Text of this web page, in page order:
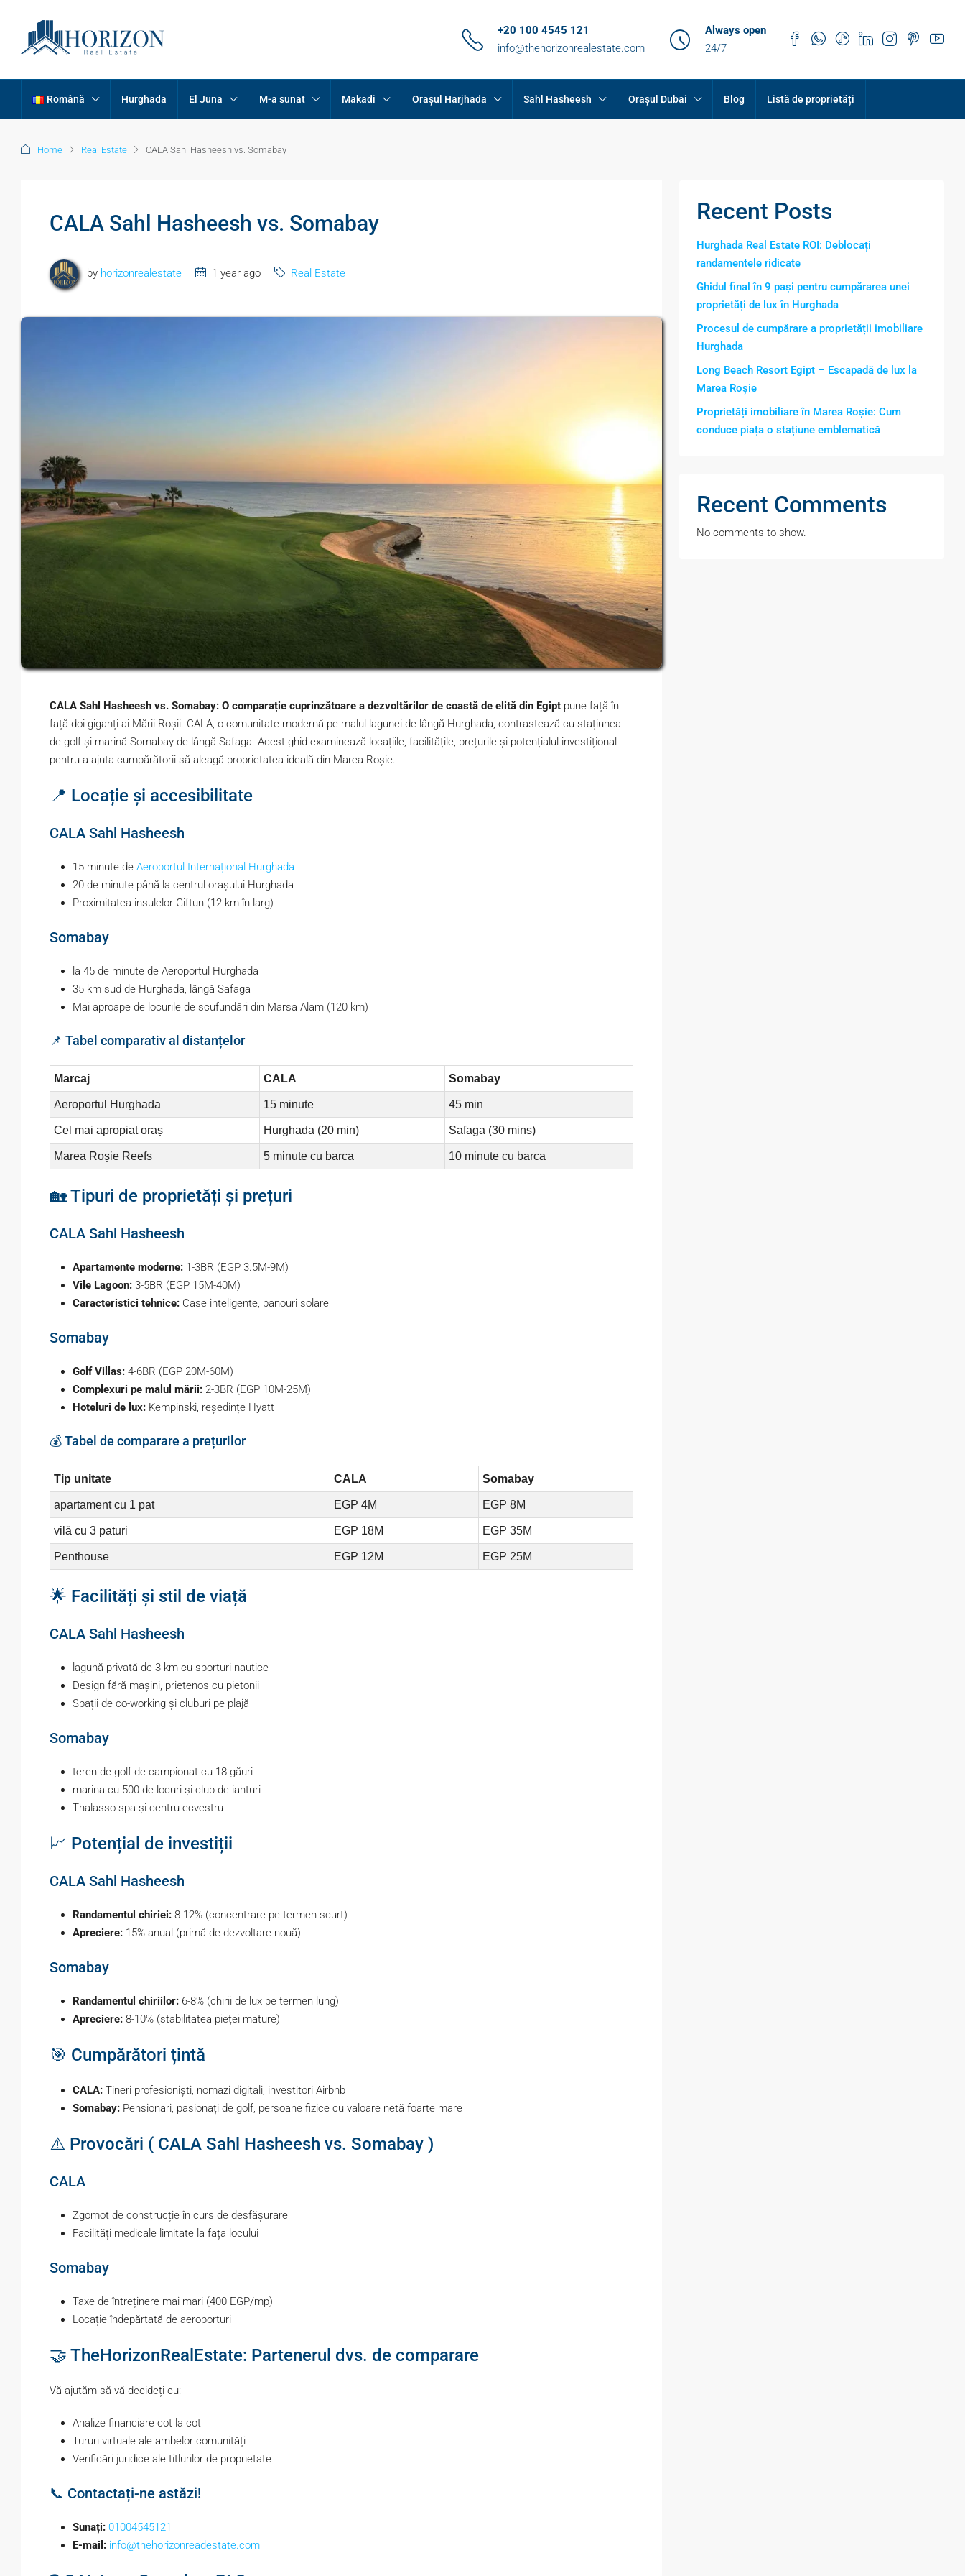
+20 100 4545 121
info@thehorizonrealestate.com
Always open
24/7
Română Hurghada El Juna M-a sunat Makadi Orașul Harjhada Sahl Hasheesh Orașul Dubai Blog Listă de proprietăți
Home Real Estate CALA Sahl Hasheesh vs. Somabay
CALA Sahl Hasheesh vs. Somabay
by horizonrealestate 1 year ago Real Estate
CALA Sahl Hasheesh vs. Somabay: O comparație cuprinzătoare a dezvoltărilor de coastă de elită din Egipt pune față în
față doi giganți ai Mării Roșii. CALA, o comunitate modernă pe malul lagunei de lângă Hurghada, contrastează cu stațiunea
de golf și marină Somabay de lângă Safaga. Acest ghid examinează locațiile, facilitățile, prețurile și potențialul investițional
pentru a ajuta cumpărătorii să aleagă proprietatea ideală din Marea Roșie.
📍 Locație și accesibilitate
CALA Sahl Hasheesh
15 minute de Aeroportul Internațional Hurghada
20 de minute până la centrul orașului Hurghada
Proximitatea insulelor Giftun (12 km în larg)
Somabay
la 45 de minute de Aeroportul Hurghada
35 km sud de Hurghada, lângă Safaga
Mai aproape de locurile de scufundări din Marsa Alam (120 km)
📌 Tabel comparativ al distanțelor
Marcaj CALA Somabay
Aeroportul Hurghada 15 minute 45 min
Cel mai apropiat oraș Hurghada (20 min) Safaga (30 mins)
Marea Roșie Reefs 5 minute cu barca 10 minute cu barca
🏡 Tipuri de proprietăți și prețuri
CALA Sahl Hasheesh
Apartamente moderne: 1-3BR (EGP 3.5M-9M)
Vile Lagoon: 3-5BR (EGP 15M-40M)
Caracteristici tehnice: Case inteligente, panouri solare
Somabay
Golf Villas: 4-6BR (EGP 20M-60M)
Complexuri pe malul mării: 2-3BR (EGP 10M-25M)
Hoteluri de lux: Kempinski, reședințe Hyatt
💰 Tabel de comparare a prețurilor
Tip unitate CALA Somabay
apartament cu 1 pat EGP 4M EGP 8M
vilă cu 3 paturi EGP 18M EGP 35M
Penthouse EGP 12M EGP 25M
🌟 Facilități și stil de viață
CALA Sahl Hasheesh
lagună privată de 3 km cu sporturi nautice
Design fără mașini, prietenos cu pietonii
Spații de co-working și cluburi pe plajă
Somabay
teren de golf de campionat cu 18 găuri
marina cu 500 de locuri și club de iahturi
Thalasso spa și centru ecvestru
📈 Potențial de investiții
CALA Sahl Hasheesh
Randamentul chiriei: 8-12% (concentrare pe termen scurt)
Apreciere: 15% anual (primă de dezvoltare nouă)
Somabay
Randamentul chiriilor: 6-8% (chirii de lux pe termen lung)
Apreciere: 8-10% (stabilitatea pieței mature)
🎯 Cumpărători țintă
CALA: Tineri profesioniști, nomazi digitali, investitori Airbnb
Somabay: Pensionari, pasionați de golf, persoane fizice cu valoare netă foarte mare
⚠️ Provocări ( CALA Sahl Hasheesh vs. Somabay )
CALA
Zgomot de construcție în curs de desfășurare
Facilități medicale limitate la fața locului
Somabay
Taxe de întreținere mai mari (400 EGP/mp)
Locație îndepărtată de aeroporturi
🤝 TheHorizonRealEstate: Partenerul dvs. de comparare
Vă ajutăm să vă decideți cu:
Analize financiare cot la cot
Tururi virtuale ale ambelor comunități
Verificări juridice ale titlurilor de proprietate
📞 Contactați-ne astăzi!
Sunați: 01004545121
E-mail: info@thehorizonreadestate.com
Recent Posts
Hurghada Real Estate ROI: Deblocați
randamentele ridicate
Ghidul final în 9 pași pentru cumpărarea unei
proprietăți de lux în Hurghada
Procesul de cumpărare a proprietății imobiliare
Hurghada
Long Beach Resort Egipt – Escapadă de lux la
Marea Roșie
Proprietăți imobiliare în Marea Roșie: Cum
conduce piața o stațiune emblematică
Recent Comments
No comments to show.